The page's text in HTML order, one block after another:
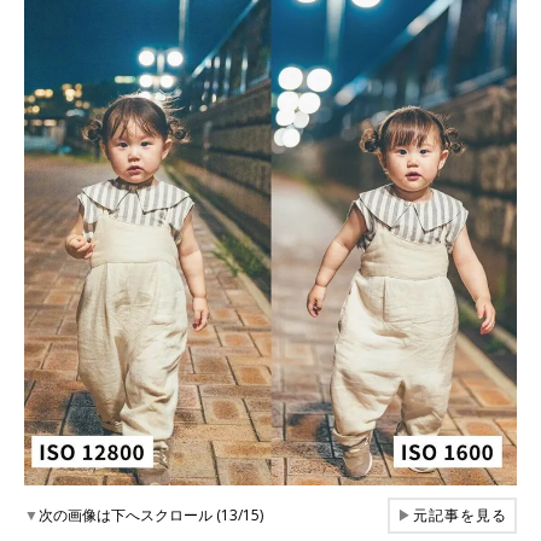
▼次の画像は下へスクロール (13/15) ▶元記事を見る